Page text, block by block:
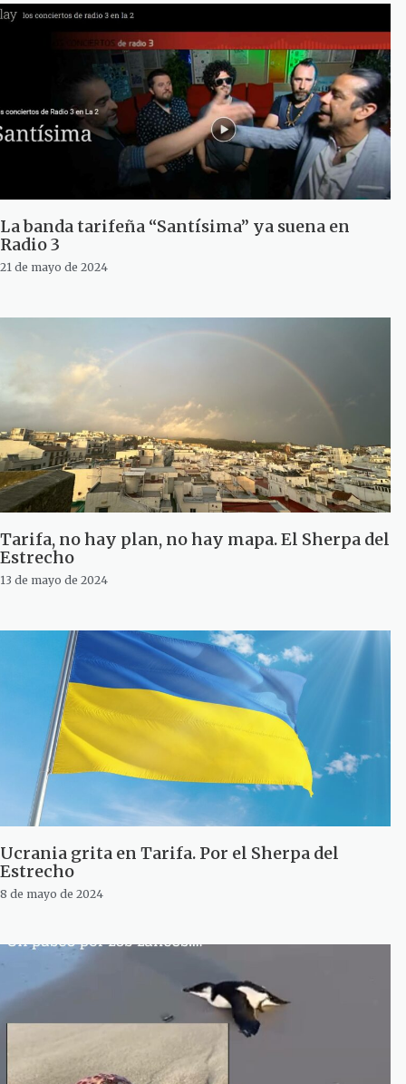
La banda tarifeña “Santísima” ya suena en
Radio 3
21 de mayo de 2024
Tarifa, no hay plan, no hay mapa. El Sherpa del
Estrecho
13 de mayo de 2024
Ucrania grita en Tarifa. Por el Sherpa del
Estrecho
8 de mayo de 2024